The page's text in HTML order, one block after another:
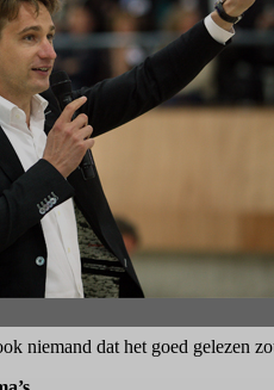
niemand dat het goed gelezen